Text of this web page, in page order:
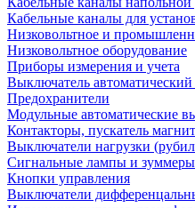
Кабельные каналы для
Низковольтное и
Низковольтное оборудование
Приборы измерения и учета
Выключатель
Предохранители
Модульные автоматические
Контакторы, пускатель
Выключатели нагрузки
Сигнальные лампы и зуммеры
Кнопки управления
Выключатели